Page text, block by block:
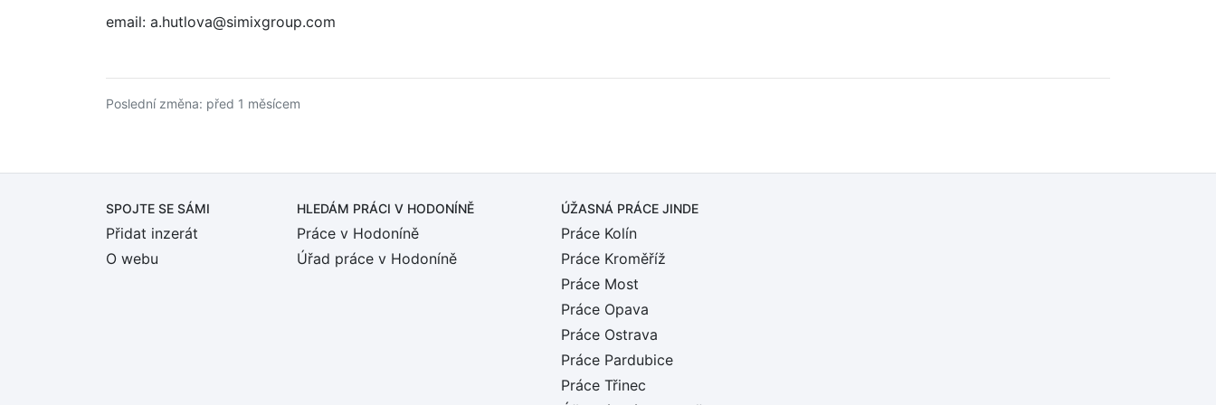
email: a.hutlova@simixgroup.com
Poslední změna: před 1 měsícem
SPOJTE SE SÁMI
Přidat inzerát
O webu
HLEDÁM PRÁCI V HODONÍNĚ
Práce v Hodoníně
Úřad práce v Hodoníně
ÚŽASNÁ PRÁCE JINDE
Práce Kolín
Práce Kroměříž
Práce Most
Práce Opava
Práce Ostrava
Práce Pardubice
Práce Třinec